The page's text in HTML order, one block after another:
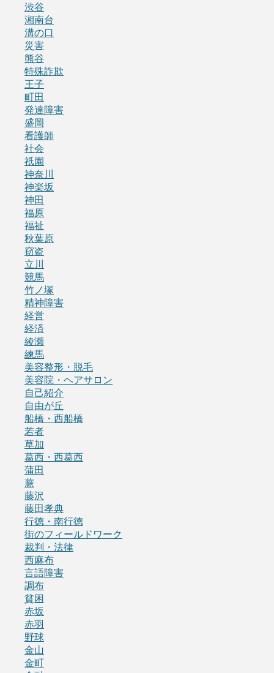
渋谷
湘南台
溝の口
災害
熊谷
特殊詐欺
王子
町田
発達障害
盛岡
看護師
社会
祇園
神奈川
神楽坂
神田
福原
福祉
秋葉原
窃盗
立川
競馬
竹ノ塚
精神障害
経営
経済
綾瀬
練馬
美容整形・脱毛
美容院・ヘアサロン
自己紹介
自由が丘
船橋・西船橋
若者
草加
葛西・西葛西
蒲田
蕨
藤沢
藤田孝典
行徳・南行徳
街のフィールドワーク
裁判・法律
西麻布
言語障害
調布
貧困
赤坂
赤羽
野球
金山
金町